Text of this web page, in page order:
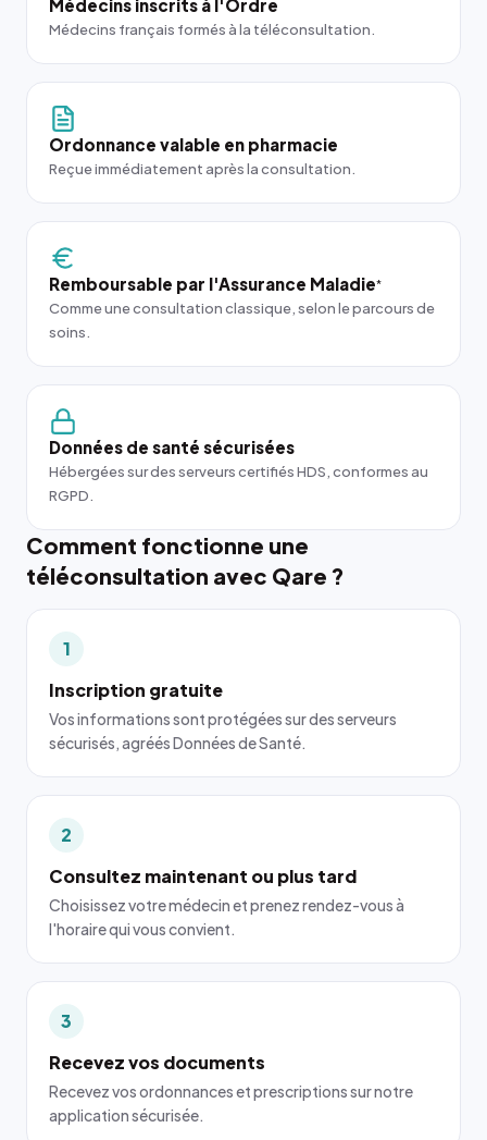
Médecins inscrits à l'Ordre
Médecins français formés à la téléconsultation.
Ordonnance valable en pharmacie
Reçue immédiatement après la consultation.
Remboursable par l'Assurance Maladie*
Comme une consultation classique, selon le parcours de
soins.
Données de santé sécurisées
Hébergées sur des serveurs certifiés HDS, conformes au
RGPD.
Comment fonctionne une
téléconsultation avec Qare ?
1
Inscription gratuite
Vos informations sont protégées sur des serveurs
sécurisés, agréés Données de Santé.
2
Consultez maintenant ou plus tard
Choisissez votre médecin et prenez rendez-vous à
l'horaire qui vous convient.
3
Recevez vos documents
Recevez vos ordonnances et prescriptions sur notre
application sécurisée.